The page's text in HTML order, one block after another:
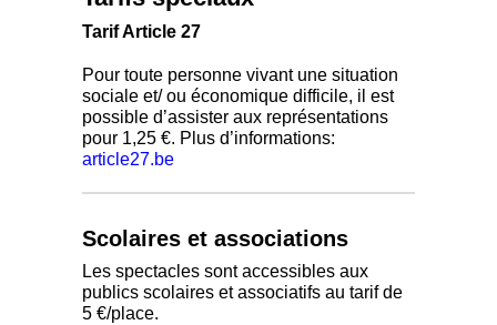
Tarif Article 27
Pour toute personne vivant une situation
sociale et/ ou économique difficile, il est
possible d’assister aux représentations
pour 1,25 €. Plus d’informations:
article27.be
Scolaires et associations
Les spectacles sont accessibles aux
publics scolaires et associatifs au tarif de
5 €/place.